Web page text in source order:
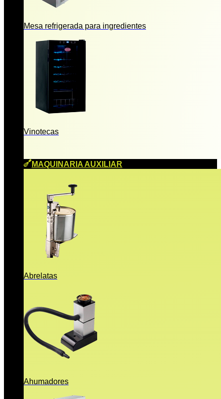
Mesa refrigerada para ingredientes
Vinotecas
MAQUINARIA AUXILIAR
Abrelatas
Ahumadores